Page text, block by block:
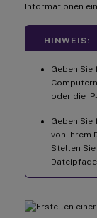
Informationen
HINWEIS:
Geben Sie
oder die
Geben Sie
von Ihrem
Stellen